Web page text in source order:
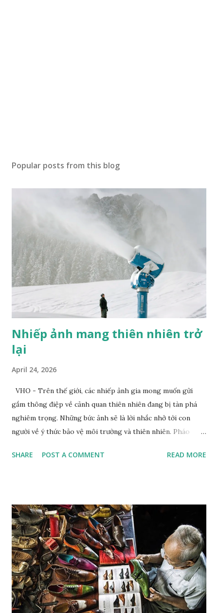
Popular posts from this blog
Nhiếp ảnh mang thiên nhiên trở
lại
April 24, 2026
VHO - Trên thế giới, các nhiếp ảnh gia mong muốn gửi
gắm thông điệp về cảnh quan thiên nhiên đang bị tàn phá
nghiêm trọng. Những bức ảnh sẽ là lời nhắc nhở tới con
người về ý thức bảo vệ môi trường và thiên nhiên. Pháo
Dolomites. Ảnh: Zed Nelson/Institute Khi nhiếp ảnh gia
pastel. Nhiếp ảnh gia đến từ London này không nói "hoàn
hảo" theo nghĩa "được vẽ một cách điêu luyện"; mà là ẩn dụ
hoàn hảo cho mối quan hệ lý tưởng giữa con người và thiên
nhiên. Bức tranh gợi nhớ đến một tác phẩm nghệ thuật
khác: Chú hổ con đang chơi đùa với mẹ. Đây là tác phẩm của
họa sĩ trường phái lãng mạn người Pháp Eugene Delacroix,
người đã sử dụng một chú hổ nuôi nhốt tại sở thú và chú
mèo cưng của mình làm mẫu. "Trường phái lãng mạn trong
SHARE POST A COMMENT READ MORE